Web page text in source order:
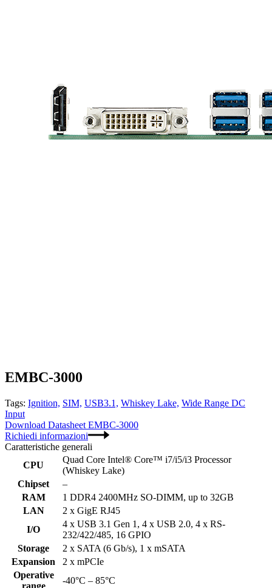
EMBC-3000
Tags: Ignition, SIM, USB3.1, Whiskey Lake, Wide Range DC
Input
Download Datasheet EMBC-3000
Richiedi informazioni
Caratteristiche generali
CPU
Quad Core Intel® Core™ i7/i5/i3 Processor
(Whiskey Lake)
Chipset
–
RAM
1 DDR4 2400MHz SO-DIMM, up to 32GB
LAN
2 x GigE RJ45
I/O
4 x USB 3.1 Gen 1, 4 x USB 2.0, 4 x RS-
232/422/485, 16 GPIO
Storage
2 x SATA (6 Gb/s), 1 x mSATA
Expansion
2 x mPCIe
Operative
range
-40°C – 85°C